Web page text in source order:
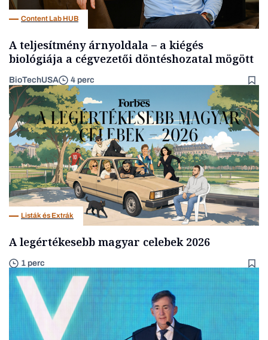
Content Lab HUB
A teljesítmény árnyoldala – a kiégés
biológiája a cégvezetői döntéshozatal mögött
BioTechUSA 4 perc
Listák és Extrák
A legértékesebb magyar celebek 2026
1 perc